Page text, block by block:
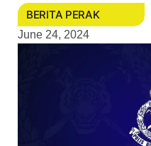
BERITA PERAK
June 24, 2024